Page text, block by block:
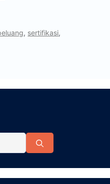
, sertifikasi,